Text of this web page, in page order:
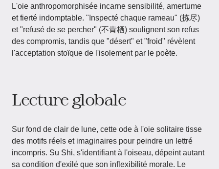
L'oie anthropomorphisée incarne sensibilité, amertume
et fierté indomptable. "Inspecté chaque rameau" (拣尽)
et "refusé de se percher" (不肯栖) soulignent son refus
des compromis, tandis que "désert" et "froid" révèlent
l'acceptation stoïque de l'isolement par le poète.
Lecture globale
Sur fond de clair de lune, cette ode à l'oie solitaire tisse
des motifs réels et imaginaires pour peindre un lettré
incompris. Su Shi, s'identifiant à l'oiseau, dépeint autant
sa condition d'exilé que son inflexibilité morale. Le